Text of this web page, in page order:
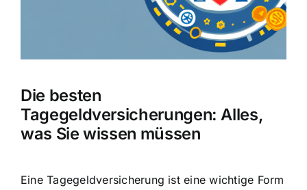
Berufsunfähigkeitsversicherung
Weitere Tarifvergleiche
Hilfe und Kontakt
Die besten
Tagegeldversicherungen: Alles,
was Sie wissen müssen
Eine Tagegeldversicherung ist eine wichtige Form